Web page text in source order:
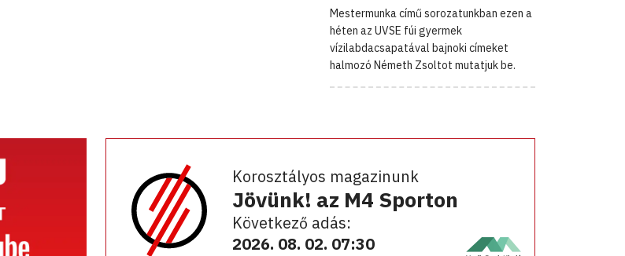
Mestermunka című sorozatunkban ezen a
héten az UVSE fúi gyermek
vízilabdacsapatával bajnoki címeket
halmozó Németh Zsoltot mutatjuk be.
Korosztályos magazinunk
Jövünk! az M4 Sporton
Következő adás:
2026. 08. 02. 07:30